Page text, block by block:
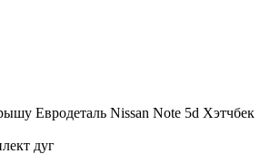
Евродеталь Nissan Note 5d Хэтчбек
дуг